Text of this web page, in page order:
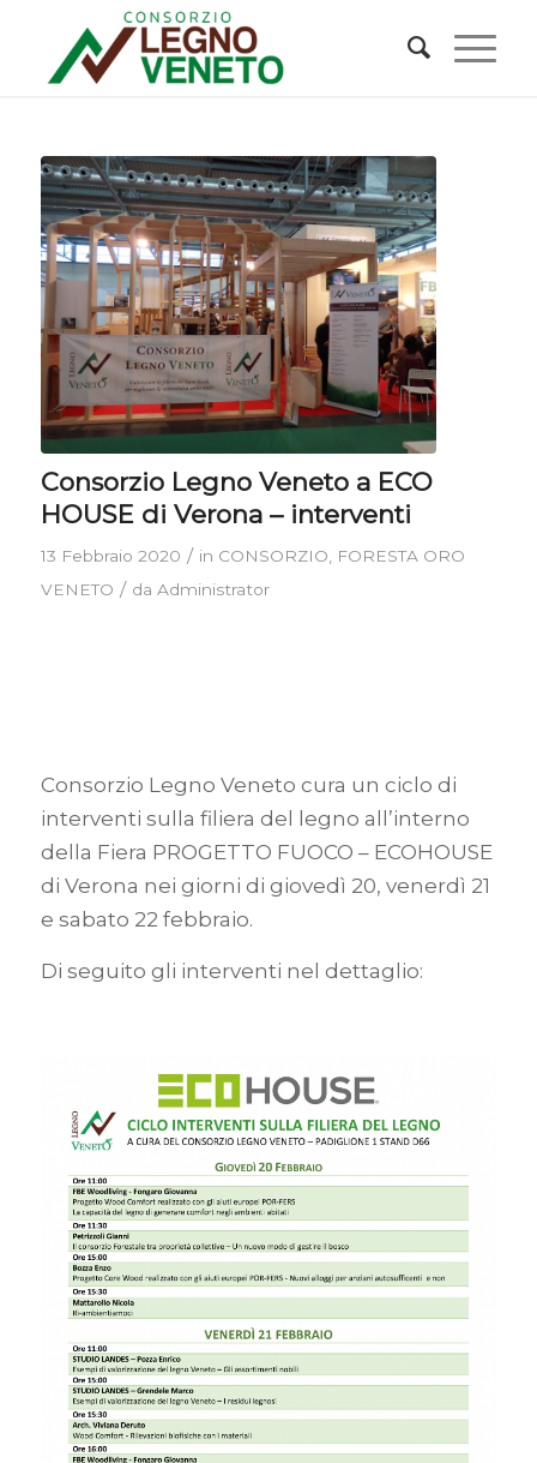
Consorzio Legno Veneto a ECO
HOUSE di Verona – interventi
13 Febbraio 2020 / in CONSORZIO
FORESTA ORO
VENETO / da Administrator
Consorzio Legno Veneto cura un ciclo di
interventi sulla filiera del legno all’interno
della Fiera PROGETTO FUOCO – ECOHOUSE
di Verona nei giorni di giovedì 20, venerdì 21
e sabato 22 febbraio.
Di seguito gli interventi nel dettaglio: